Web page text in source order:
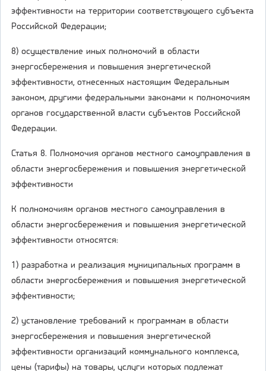
эффективности на территории соответствующего субъекта
Российской Федерации;
8) осуществление иных полномочий в области
энергосбережения и повышения энергетической
эффективности, отнесенных настоящим Федеральным
законом, другими федеральными законами к полномочиям
органов государственной власти субъектов Российской
Федерации.
Статья 8. Полномочия органов местного самоуправления в
области энергосбережения и повышения энергетической
эффективности
К полномочиям органов местного самоуправления в
области энергосбережения и повышения энергетической
эффективности относятся:
1) разработка и реализация муниципальных программ в
области энергосбережения и повышения энергетической
эффективности;
2) установление требований к программам в области
энергосбережения и повышения энергетической
эффективности организаций коммунального комплекса,
цены (тарифы) на товары, услуги которых подлежат